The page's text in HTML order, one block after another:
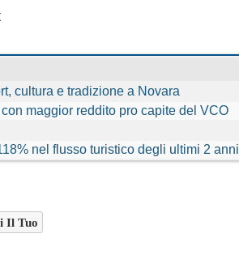
cultura e tradizione a Novara
maggior reddito pro capite del VCO
nel flusso turistico degli ultimi 2 anni
Il Tuo